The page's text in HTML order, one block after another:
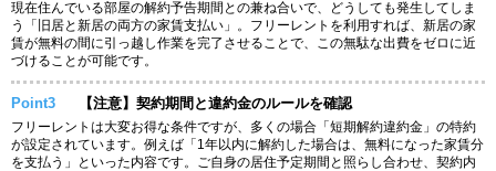
現在住んでいる部屋の解約予告期間との兼ね合いで、どうしても発生してしま
う「旧居と新居の両方の家賃支払い」。フリーレントを利用すれば、新居の家
賃が無料の間に引っ越し作業を完了させることで、この無駄な出費をゼロに近
づけることが可能です。
Point3 【注意】契約期間と違約金のルールを確認
フリーレントは大変お得な条件ですが、多くの場合「短期解約違約金」の特約
が設定されています。例えば「1年以内に解約した場合は、無料になった家賃分
を支払う」といった内容です。ご自身の居住予定期間と照らし合わせ、契約内